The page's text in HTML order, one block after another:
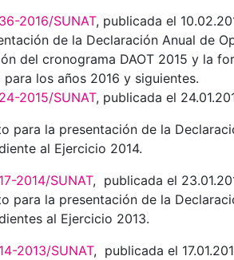
2016/SUNAT, publicada el
de la Declaración Anual de
del cronograma DAOT 2015 y la
los años 2016 y siguientes.
2015/SUNAT, publicada el
para la presentación de la
al Ejercicio 2014.
2014/SUNAT, publicada el
para la presentación de la
al Ejercicio 2013.
2013/SUNAT, publicada el